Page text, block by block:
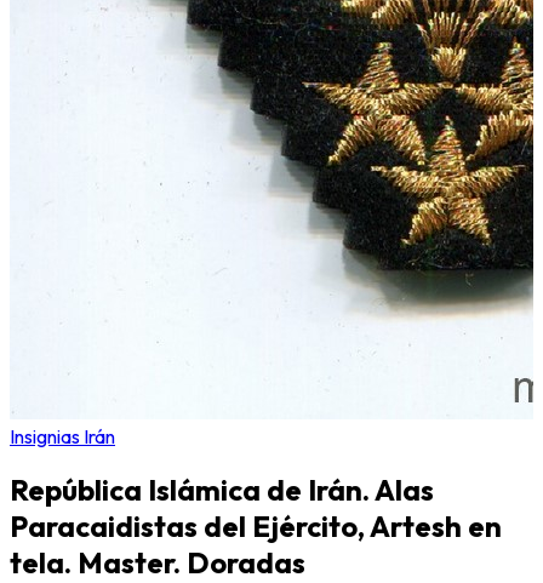
Insignias Irán
República Islámica de Irán. Alas
Paracaidistas del Ejército, Artesh en
tela. Master. Doradas